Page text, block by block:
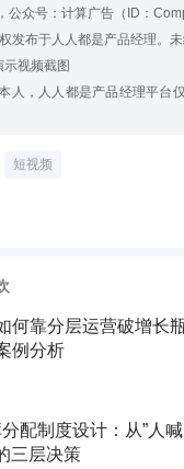
公众号：计算广告（ID：
发布于人人都是产品经理。
视频截图
人，人人都是产品经理平台
短视频
何靠分层运营破增长
例分析
配制度设计：从”人喊
三层决策